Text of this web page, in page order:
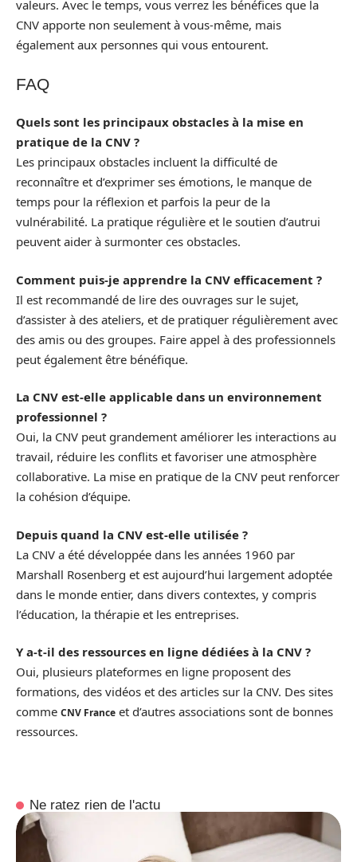
valeurs. Avec le temps, vous verrez les bénéfices que la
CNV apporte non seulement à vous-même, mais
également aux personnes qui vous entourent.
FAQ
Quels sont les principaux obstacles à la mise en
pratique de la CNV ?
Les principaux obstacles incluent la difficulté de
reconnaître et d’exprimer ses émotions, le manque de
temps pour la réflexion et parfois la peur de la
vulnérabilité. La pratique régulière et le soutien d’autrui
peuvent aider à surmonter ces obstacles.
Comment puis-je apprendre la CNV efficacement ?
Il est recommandé de lire des ouvrages sur le sujet,
d’assister à des ateliers, et de pratiquer régulièrement avec
des amis ou des groupes. Faire appel à des professionnels
peut également être bénéfique.
La CNV est-elle applicable dans un environnement
professionnel ?
Oui, la CNV peut grandement améliorer les interactions au
travail, réduire les conflits et favoriser une atmosphère
collaborative. La mise en pratique de la CNV peut renforcer
la cohésion d’équipe.
Depuis quand la CNV est-elle utilisée ?
La CNV a été développée dans les années 1960 par
Marshall Rosenberg et est aujourd’hui largement adoptée
dans le monde entier, dans divers contextes, y compris
l’éducation, la thérapie et les entreprises.
Y a-t-il des ressources en ligne dédiées à la CNV ?
Oui, plusieurs plateformes en ligne proposent des
formations, des vidéos et des articles sur la CNV. Des sites
comme CNV France et d’autres associations sont de bonnes
ressources.
Ne ratez rien de l'actu